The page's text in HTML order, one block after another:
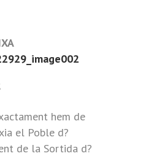
hem de
el Poble d?
de la Sortida d?